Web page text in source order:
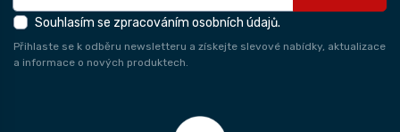
Souhlasím se zpracováním osobních údajů.
Přihlaste se k odběru newsletteru a získejte slevové nabídky, aktualizace
a informace o nových produktech.